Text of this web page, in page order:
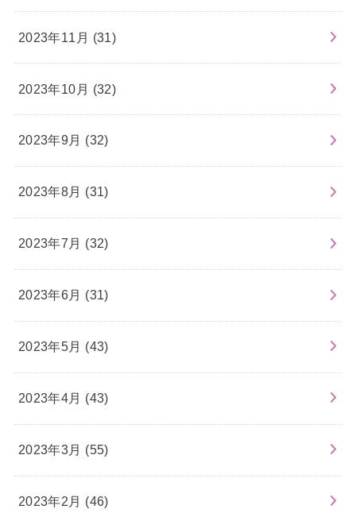
2023年11月 (31)
2023年10月 (32)
2023年9月 (32)
2023年8月 (31)
2023年7月 (32)
2023年6月 (31)
2023年5月 (43)
2023年4月 (43)
2023年3月 (55)
2023年2月 (46)